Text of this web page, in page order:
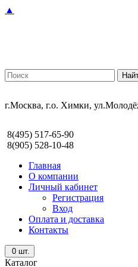
▲
г.Москва, г.о. Химки,
8(495) 517-65-90
8(905) 528-10-48
Главная
О компании
Личный кабинет
Регистрация
Вход
Оплата и доставка
Контакты
0 шт.
Каталог